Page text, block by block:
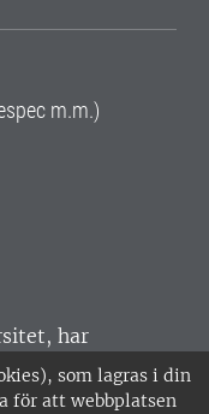
som lagras i din
för att webbplatsen
m.m.)
har
Huvudorter är
är